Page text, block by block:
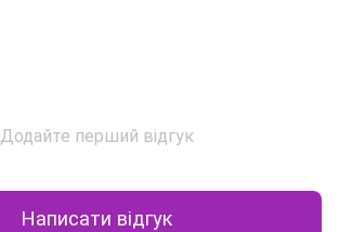
Додайте перший відгук
Написати відгук